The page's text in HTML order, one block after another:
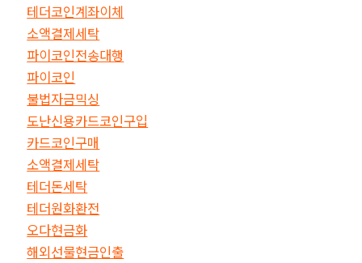
테더코인계좌이체
소액결제세탁
파이코인전송대행
파이코인
불법자금믹싱
도난신용카드코인구입
카드코인구매
소액결제세탁
테더돈세탁
테더원화환전
오다현금화
해외선물현금인출